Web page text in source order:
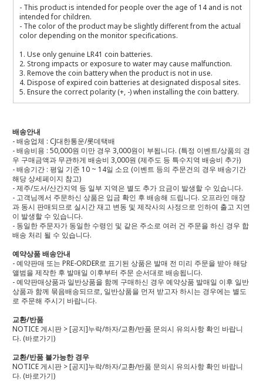
- This product is intended for people over the age of 14 and is not
intended for children.
- The color of the product may be slightly different from the actual
color depending on the monitor specifications.
1. Use only genuine LR41 coin batteries.
2. Strong impacts or exposure to water may cause malfunction.
3. Remove the coin battery when the product is not in use.
4. Dispose of expired coin batteries at designated disposal sites.
5. Ensure the correct polarity (+, -) when installing the coin battery.
배송안내
- 배송업체 : CJ대한통운/롯데택배
- 배송비용 : 50,000원 미만 경우 3,000원이 부됩니다. (특정 이벤트/상품의 경
우 구매금액과 무관하게 배송비 3,000원 (제주도 등 특수지역 배송비 추가)
- 배송기간 : 평일 기준 10 ~ 14일 소요 (이벤트 등의 주문건의 경우 배송기간
해당 상세페이지 참고)
- 제주/도서/산간지역 등 일부 지역은 별도 추가 요금이 발생할 수 있습니다.
- 고객님께서 주문하신 상품은 입금 확인 후 배송해 드립니다. 오프라인 매장
과 동시 판매되므로 실시간 재고 변동 및 제작사의 사정으로 인하여 출고 지연
이 발생할 수 있습니다.
- 동일한 주문자가 동일한 수령인 및 같은 주소로 여러 건 주문을 하신 경우 합
배송 처리 될 수 있습니다.
예약상품 배송안내
- 예약판매 또는 PRE-ORDER로 표기된 상품은 발매 전 미리 주문을 받아 해당
앨범을 제작한 후 발매일 이후부터 주문 순서대로 배송됩니다.
- 예약판매상품과 일반상품을 함께 구매하신 경우 예약상품 발매일 이후 일반
상품과 함께 묶음배송되므로, 일반상품을 먼저 받고자 하시는 경우에는 별도
로 주문해 주시기 바랍니다.
교환/반품
NOTICE 게시판 > [공지]누락/하자/교환/반품 문의시 유의사항 확인 바랍니
다. (바로가기)
교환/반품 불가능한 경우
NOTICE 게시판 > [공지]누락/하자/교환/반품 문의시 유의사항 확인 바랍니
다. (바로가기)